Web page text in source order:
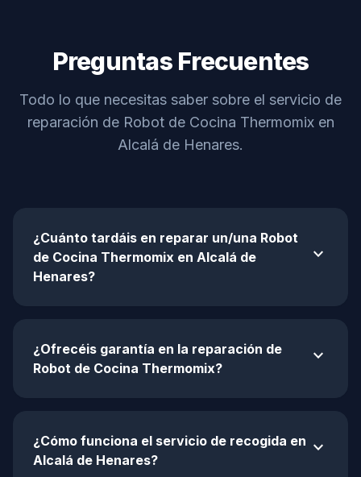
Preguntas Frecuentes
Todo lo que necesitas saber sobre el servicio de
reparación de Robot de Cocina Thermomix en
Alcalá de Henares.
¿Cuánto tardáis en reparar un/una Robot
de Cocina Thermomix en Alcalá de
Henares?
expand_more
¿Ofrecéis garantía en la reparación de
Robot de Cocina Thermomix?
expand_more
¿Cómo funciona el servicio de recogida en
Alcalá de Henares?
expand_more